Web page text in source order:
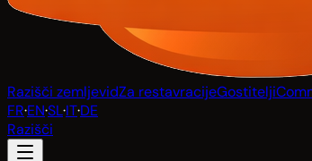
Razišči zemljevidZa restavracijeGostitelji
FR·EN·SL·IT·DE
Razišči